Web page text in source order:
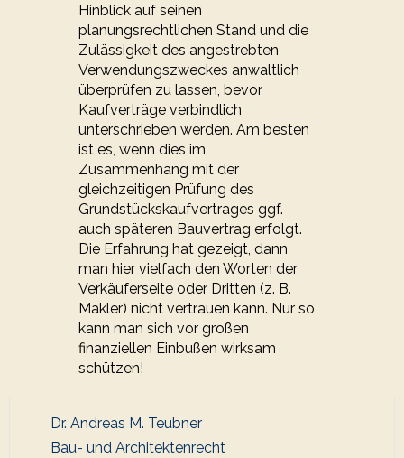
Hinblick auf seinen
planungsrechtlichen Stand und die
Zulässigkeit des angestrebten
Verwendungszweckes anwaltlich
überprüfen zu lassen, bevor
Kaufverträge verbindlich
unterschrieben werden. Am besten
ist es, wenn dies im
Zusammenhang mit der
gleichzeitigen Prüfung des
Grundstückskaufvertrages ggf.
auch späteren Bauvertrag erfolgt.
Die Erfahrung hat gezeigt, dann
man hier vielfach den Worten der
Verkäuferseite oder Dritten (z. B.
Makler) nicht vertrauen kann. Nur so
kann man sich vor großen
finanziellen Einbußen wirksam
schützen!
Dr. Andreas M. Teubner
Bau- und Architektenrecht